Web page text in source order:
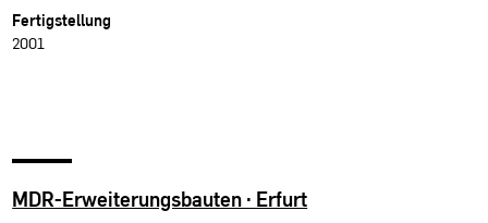
Fertigstellung
2001
MDR-Erweiterungsbauten · Erfurt